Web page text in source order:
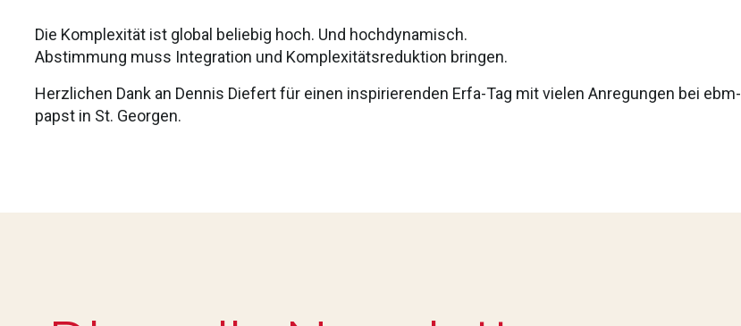
Die Komplexität ist global beliebig hoch. Und hochdynamisch.
Abstimmung muss Integration und Komplexitätsreduktion bringen.
Herzlichen Dank an Dennis Diefert für einen inspirierenden Erfa-Tag mit vielen Anregungen bei ebm-
papst in St. Georgen.